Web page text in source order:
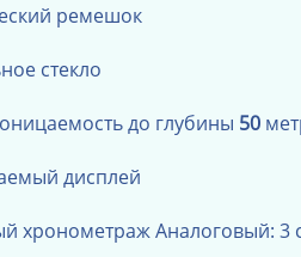
ремешок
стекло
до глубины 50
дисплей
хронометражАналоговый: 3